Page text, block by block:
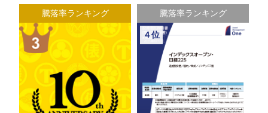
騰落率ランキング
騰落率ランキング
４位